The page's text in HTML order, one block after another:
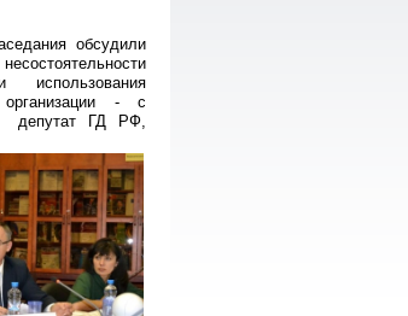
обсудили
организации - с
депутат ГД РФ,